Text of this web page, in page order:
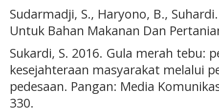
Sudarmadji, S., Haryono, B.,
Untuk Bahan Makanan Dan
Sukardi, S. 2016. Gula merah tebu:
kesejahteraan masyarakat melalui
pedesaan. Pangan: Media
330.